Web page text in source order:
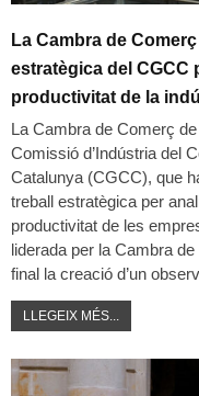
La Cambra de
estratègica del CGCC
productivitat de la
La Cambra de Comerç
Comissió d’Indústria del
Catalunya (CGCC), que
treball estratègica per
productivitat de les
liderada per la Cambra
final la creació d’un
LLEGEIX MÉS...